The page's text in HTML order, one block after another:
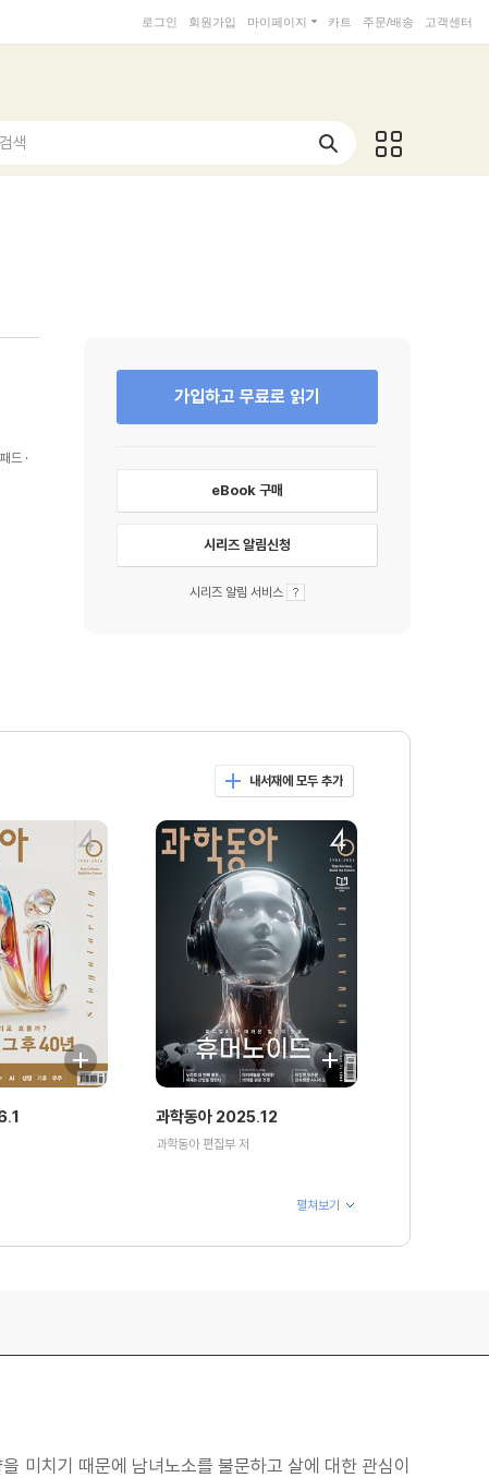
로그인 회원가입 마이페이지 카트 주문/배송 고객센터
색
드
가입하고 무료로 읽기
eBook 구매
시리즈 알림신청
시리즈 알림 서비스
내서재에 모두 추가
과학동아 2025.12
과학동아 편집부 저
펼쳐보기
미치기 때문에 남녀노소를 불문하고 살에 대한 관심이